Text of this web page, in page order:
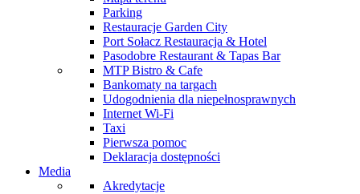
Parking
Restauracje Garden City
Port Sołacz Restauracja & Hotel
Pasodobre Restaurant & Tapas Bar
MTP Bistro & Cafe
Bankomaty na targach
Udogodnienia dla niepełnosprawnych
Internet Wi-Fi
Taxi
Pierwsza pomoc
Deklaracja dostępności
Media
Akredytacje